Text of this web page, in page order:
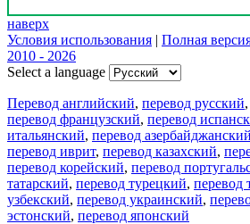
наверх
Условия использования | Полная
2010 - 2026
Select a language
Перевод английский, перевод русский,
перевод французский, перевод
итальянский, перевод азербайджанский
перевод иврит, перевод казахский,
перевод корейский, перевод
татарский, перевод турецкий, перевод
узбекский, перевод украинский,
эстонский, перевод японский